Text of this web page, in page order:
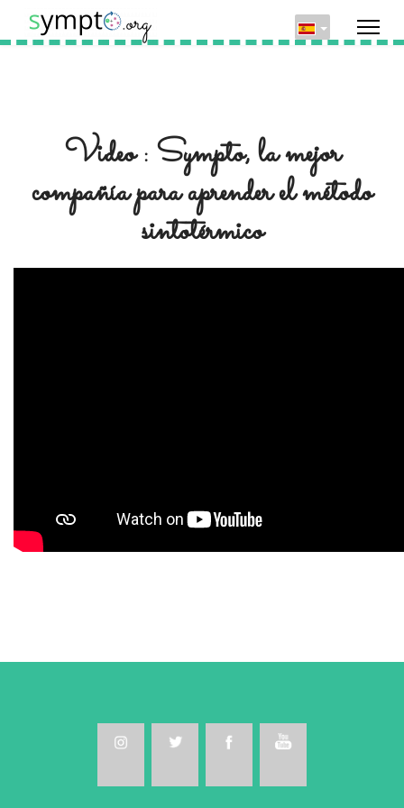
Video : Sympto, la mejor
compañía para aprender el método
sintotérmico